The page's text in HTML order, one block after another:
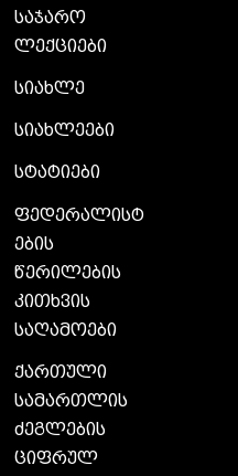
საჯარო
ლექციები
სიახლე
სიახლეები
სტატიები
ფედერალისტ
ების
წერილების
კითხვის
საღამოები
ქართული
სამართლის
ძეგლების
ციფრულ